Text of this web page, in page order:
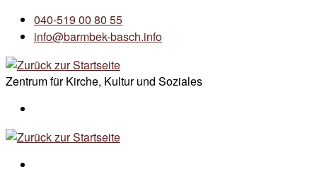
040-519 00 80 55
info@barmbek-basch.info
Zentrum für Kirche, Kultur und Soziales